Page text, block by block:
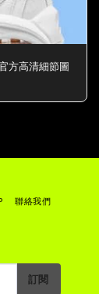
方高清細節圖
聯絡我們
訂閱